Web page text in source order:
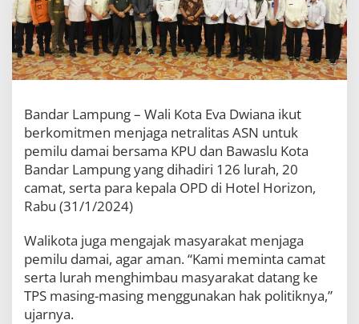
D
a
n
B
A
W
L
U
S
e
r
u
n
A
S
N
N
Bandar Lampung – Wali Kota Eva Dwiana ikut
berkomitmen menjaga netralitas ASN untuk
pemilu damai bersama KPU dan Bawaslu Kota
Bandar Lampung yang dihadiri 126 lurah, 20
camat, serta para kepala OPD di Hotel Horizon,
Rabu (31/1/2024)
Walikota juga mengajak masyarakat menjaga
pemilu damai, agar aman. “Kami meminta camat
serta lurah menghimbau masyarakat datang ke
TPS masing-masing menggunakan hak politiknya,”
ujarnya.